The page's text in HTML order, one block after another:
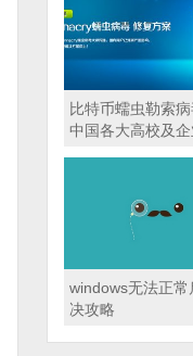
比特币蠕虫勒索病
中国各大高校及
windows无法正常
决攻略